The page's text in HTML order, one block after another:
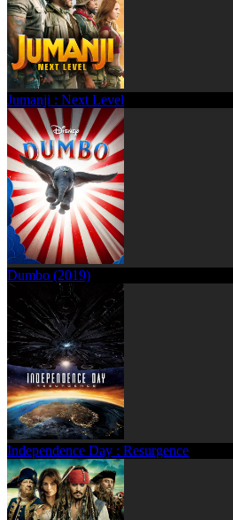
Jumanji : Next Level
Dumbo (2019)
Independence Day : Resurgence